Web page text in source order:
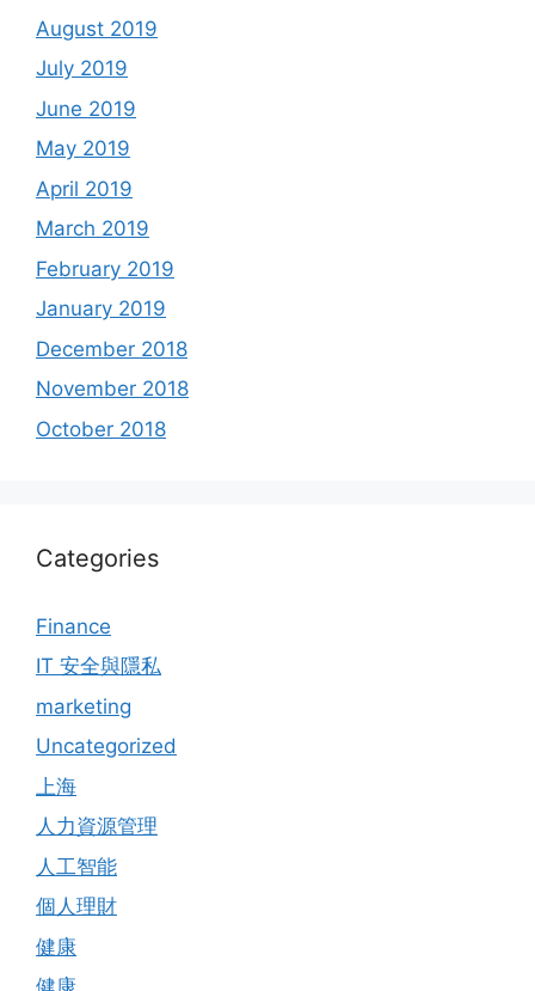
August 2019
July 2019
June 2019
May 2019
April 2019
March 2019
February 2019
January 2019
December 2018
November 2018
October 2018
Categories
Finance
IT 安全與隱私
marketing
Uncategorized
上海
人力資源管理
人工智能
個人理財
健康